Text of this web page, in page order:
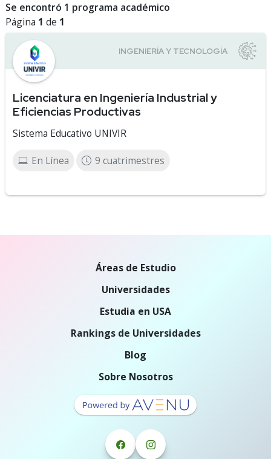
Se encontró 1 programa académico
Página 1 de 1
Licenciatura en Ingeniería Industrial y
Eficiencias Productivas
Sistema Educativo UNIVIR
En Línea 9 cuatrimestres
Áreas de Estudio
Universidades
Estudia en USA
Rankings de Universidades
Blog
Sobre Nosotros